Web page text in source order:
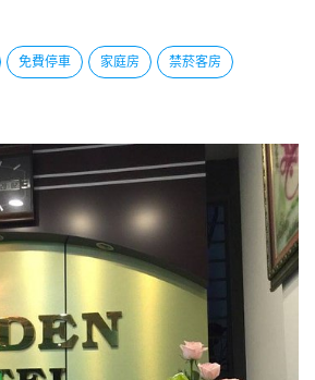
免費停車 家庭房 禁菸客房